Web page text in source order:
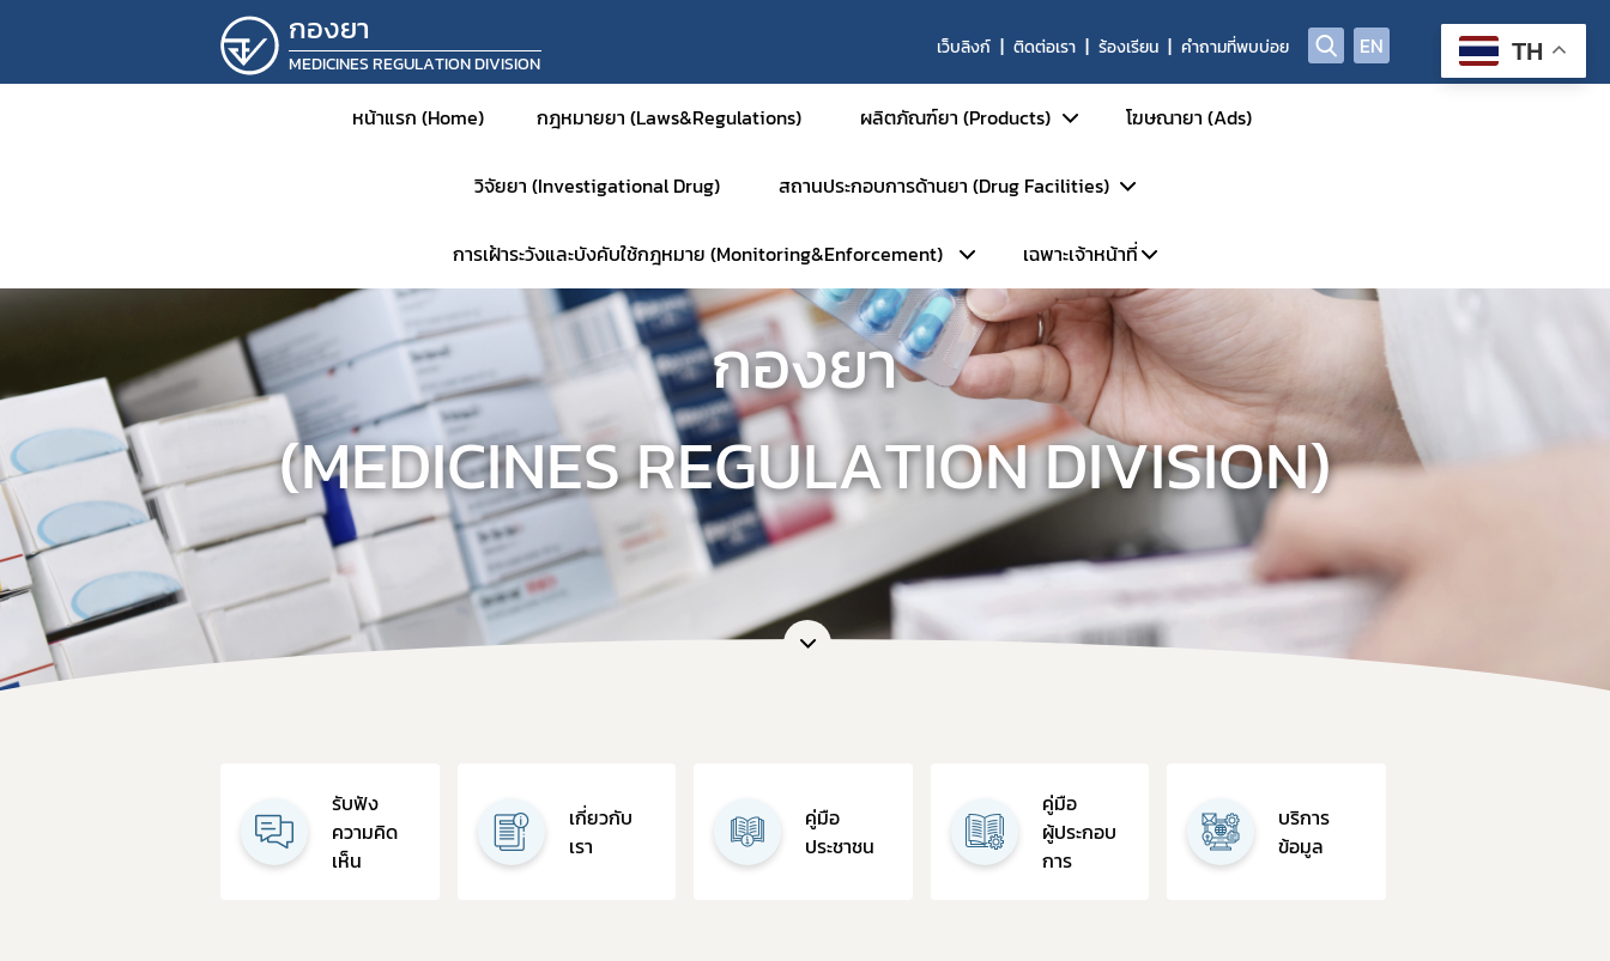
กองยา
MEDICINES REGULATION DIVISION
เว็บลิงก์ ติดต่อเรา ร้องเรียน คำถามที่พบบ่อย EN
หน้าแรก (Home) กฎหมายยา (Laws&Regulations) ผลิตภัณฑ์ยา (Products)
ยาสามัญและยาเสริมการรักษา
ยาใหม่และส่งเสริมการวิจัย
ยาชีววัตถุ
ผลิตภัณฑ์การแพทย์ขั้นสูง
ยาเคมีสำหรับสัตว์
ยาชีววัตถุสำหรับสัตว์
ยาแผนโบราณสำหรับสัตว์
เภสัชเคมีภัณฑ์
OSSC
การวินิจฉัยผลิตภัณฑ์ยา
โฆษณายา (Ads)
วิจัยยา (Investigational Drug) สถานประกอบการด้านยา (Drug Facilities)
หน้าหลัก
การตรวจประเมินมาตรฐานสถานที่
การตรวจประเมินมาตรฐาน GMDP
การตรวจประเมินมาตรฐาน GMP-Clearance
การตรวจประเมินมาตรฐาน GDP
การตรวจประเมินมาตรฐาน GPP
การตรวจตราการศึกษาวิจัยยา (GCP Inspection)
การต่ออายุใบอนุญาต
แบบฟอร์มที่เกี่ยวข้อง
คู่มือสำหรับมาตรฐานสถานประกอบการ
ตรวจสอบสถานะใบอนุญาตสถานประกอบการ
ตรวจสอบสถานะสถานที่ผลิตยา ตามมาตรา 13 แห่งพระราชบัญญัติยา พ.ศ. 2510
ตรวจสอบสถานะมาตรฐานการรับรองสถานที่ผลิตยา GMDP
การเฝ้าระวังและบังคับใช้กฎหมาย (Monitoring&Enforcement)
ประชาสัมพันธ์
แจ้งเตือนภัย
คำสั่งพักใช้ใบอนุญาต
แผนเก็บตัวอย่างเฝ้าระวัง
คู่มือและแบบฟอร์ม
เฉพาะเจ้าหน้าที่
เฉพาะเจ้าหน้าที่
ระบบ LMS
กองยา
(MEDICINES REGULATION DIVISION)
รับฟัง
ความคิด
เห็น
เกี่ยวกับ
เรา
คู่มือ
ประชาชน
คู่มือ
ผู้ประกอบ
การ
บริการ
ข้อมูล
TH